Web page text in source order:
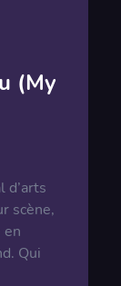
(My
d’arts
scène,
en
Qui